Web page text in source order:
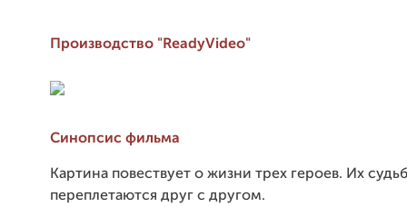
Производство "ReadyVideo"
Синопсис фильма
Картина повествует о жизни трех героев. Их
переплетаются друг с другом.